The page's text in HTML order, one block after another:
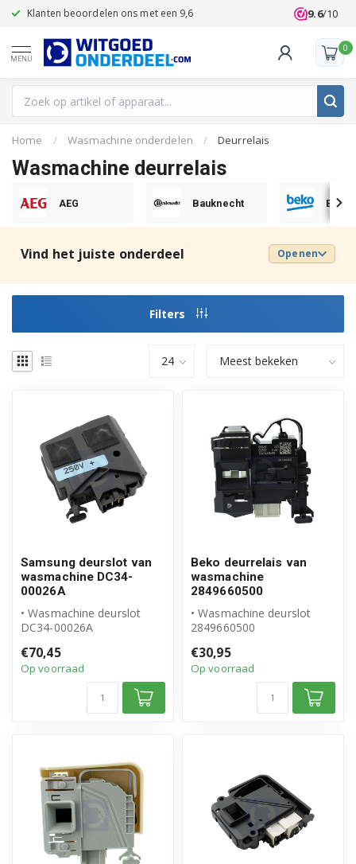
Klanten beoordelen ons met een 9,6 9.6/10
MENU
0
Home / Wasmachine onderdelen / Deurrelais
Wasmachine deurrelais
AEG Bauknecht Beko
Vind het juiste onderdeel Openen
Filters
Samsung deurslot van
wasmachine DC34-
00026A
• Wasmachine deurslot
DC34-00026A
product
• Deurrelais, 3 ...
€70,45
Op voorraad
Beko deurrelais van
wasmachine
2849660500
• Wasmachine deurslot
2849660500
€30,95
Op voorraad